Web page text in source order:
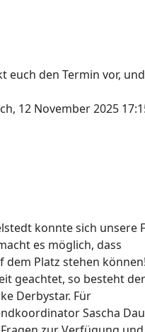
euch den Termin vor, und
12 November 2025
konnte sich unsere
es möglich, dass
dem Platz stehen können!
geachtet, so besteht der
Derbystar. Für
Sascha